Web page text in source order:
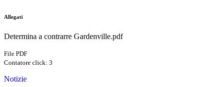
Allegati
Determina a contrarre Gardenville.pdf
File PDF
Contatore click: 3
Notizie